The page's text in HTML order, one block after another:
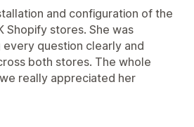
and configuration of the
Shopify stores. She was
question clearly and
both stores. The whole
really appreciated her